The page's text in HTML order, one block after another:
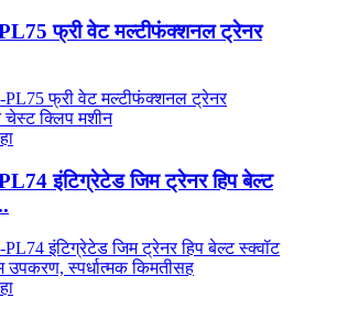
फ्री वेट मल्टीफंक्शनल ट्रेनर
इंटिग्रेटेड जिम ट्रेनर हिप बेल्ट